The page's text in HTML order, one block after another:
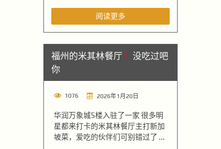
阅读更多
福州的米其林餐厅
没吃过吧
你
1076 2026年1月20日
华润万象城5楼入驻了一家 很多明
星都来打卡的米其林餐厅主打新加
坡菜，爱吃的伙伴们可别错过了 ...